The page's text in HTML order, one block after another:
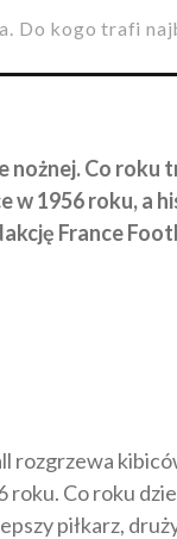
Do kogo trafi
Co
w 1956 roku,
France
Co roku
piłkarz,